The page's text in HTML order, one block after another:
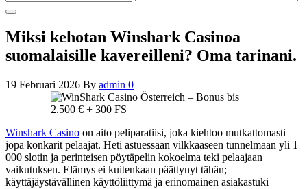
Miksi kehotan Winshark Casinoa
suomalaisille kavereilleni? Oma tarinani.
19 Februari 2026 By admin 0
Winshark Casino on aito peliparatiisi, joka kiehtoo mutkattomasti
jopa konkarit pelaajat. Heti astuessaan vilkkaaseen tunnelmaan yli 1
000 slotin ja perinteisen pöytäpelin kokoelma teki pelaajaan
vaikutuksen. Elämys ei kuitenkaan päättynyt tähän;
käyttäjäystävällinen käyttöliittymä ja erinomainen asiakastuki